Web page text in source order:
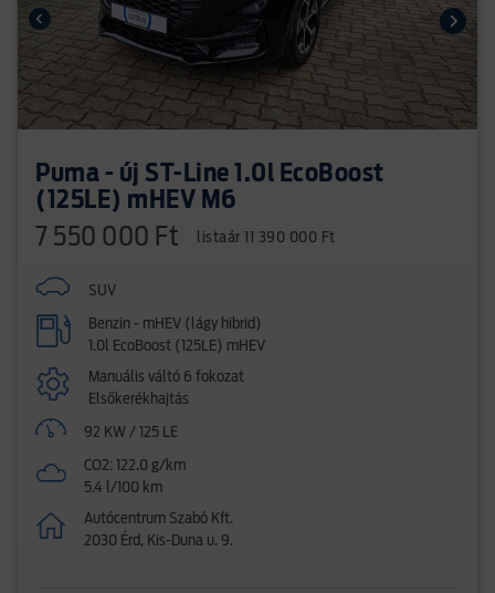
Puma - új ST-Line 1.0l EcoBoost
(125LE) mHEV M6
7 550 000 Ft listaár 11 390 000 Ft
SUV
Benzin - mHEV (lágy hibrid)
1.0l EcoBoost (125LE) mHEV
Manuális váltó 6 fokozat
Elsőkerékhajtás
92 KW / 125 LE
CO2: 122.0 g/km
5.4 l/100 km
Autócentrum Szabó Kft.
2030 Érd, Kis-Duna u. 9.